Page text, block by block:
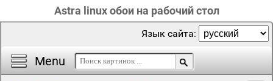
Astra linux обои на рабочий стол
Menu
Язык сайта: